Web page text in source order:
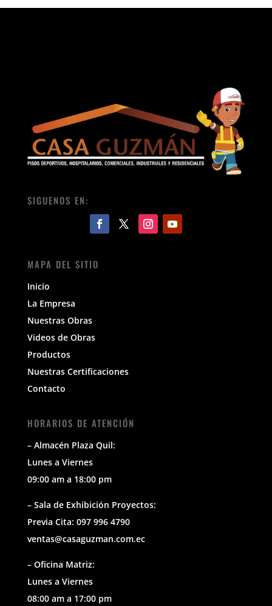
SIGUENOS EN:
MAPA DEL SITIO
Inicio
La Empresa
Nuestras Obras
Videos de Obras
Productos
Nuestras Certificaciones
Contacto
HORARIOS DE ATENCIÓN
– Almacén Plaza Quil:
Lunes a Viernes
09:00 am a 18:00 pm
– Sala de Exhibición Proyectos:
Previa Cita: 097 996 4790
ventas@casaguzman.com.ec
– Oficina Matriz:
Lunes a Viernes
08:00 am a 17:00 pm